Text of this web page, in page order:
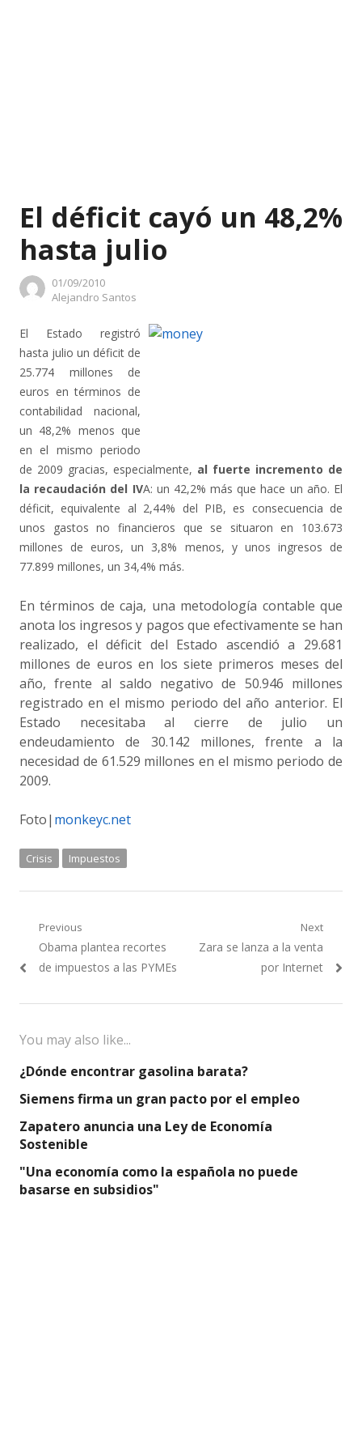
El déficit cayó un 48,2%
hasta julio
01/09/2010
Author
Alejandro Santos
El Estado registró
hasta julio un déficit de
25.774 millones de
euros en términos de
contabilidad nacional,
un 48,2% menos que
en el mismo periodo
de 2009 gracias, especialmente, al fuerte incremento de
la recaudación del IVA: un 42,2% más que hace un año. El
déficit, equivalente al 2,44% del PIB, es consecuencia de
unos gastos no financieros que se situaron en 103.673
millones de euros, un 3,8% menos, y unos ingresos de
77.899 millones, un 34,4% más.
En términos de caja, una metodología contable que
anota los ingresos y pagos que efectivamente se han
realizado, el déficit del Estado ascendió a 29.681
millones de euros en los siete primeros meses del
año, frente al saldo negativo de 50.946 millones
registrado en el mismo periodo del año anterior. El
Estado necesitaba al cierre de julio un
endeudamiento de 30.142 millones, frente a la
necesidad de 61.529 millones en el mismo periodo de
2009.
Foto| monkeyc.net
Crisis Impuestos
Navegación
de
Previous
Previous
post:
Obama plantea recortes
de impuestos a las PYMEs
Next
Next
Zara se lanza a la venta
por Internet
You may also like...
¿Dónde encontrar gasolina barata?
Siemens firma un gran pacto por el empleo
Zapatero anuncia una Ley de Economía
Sostenible
"Una economía como la española no puede
basarse en subsidios"